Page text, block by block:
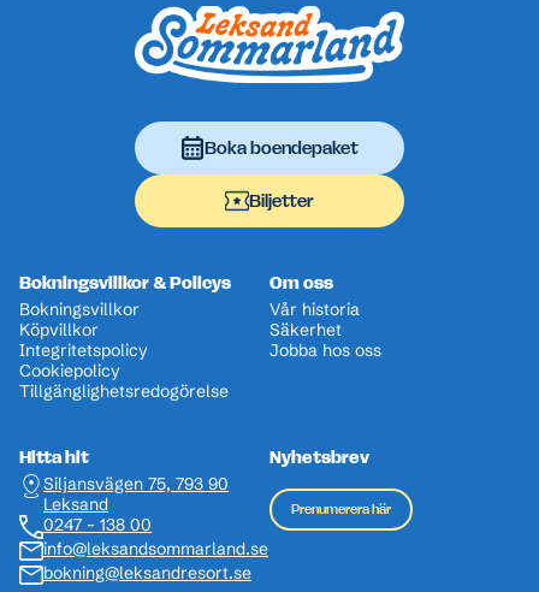
Boka boendepaket
Biljetter
Bokningsvillkor & Policys
Bokningsvillkor
Köpvillkor
Integritetspolicy
Cookiepolicy
Tillgänglighetsredogörelse
Om oss
Vår historia
Säkerhet
Jobba hos oss
Hitta hit
Siljansvägen 75, 793 90
Leksand
0247 – 138 00
info@leksandsommarland.se
bokning@leksandresort.se
Nyhetsbrev
Prenumerera här